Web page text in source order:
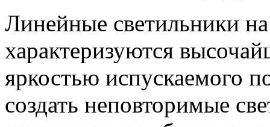
Линейные светильники
характеризуются
яркостью испускаемого
создать неповторимые